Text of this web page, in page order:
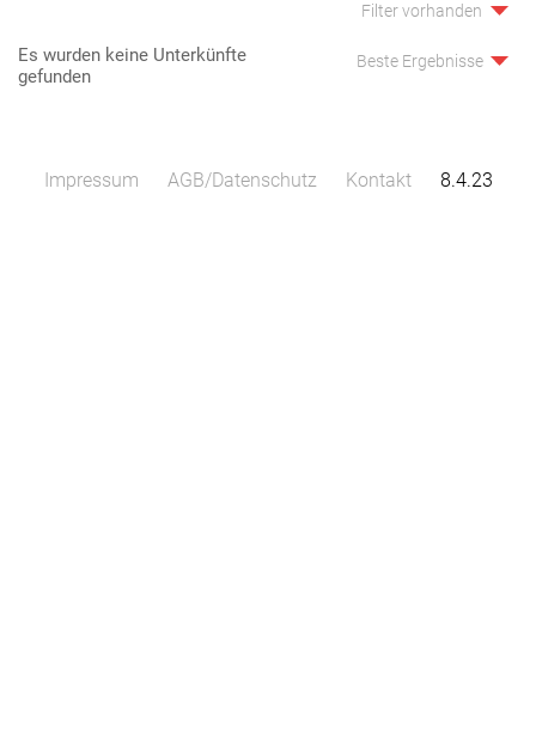
Filter vorhanden
Es wurden keine Unterkünfte
gefunden
Beste Ergebnisse
Impressum AGB/Datenschutz Kontakt 8.4.23